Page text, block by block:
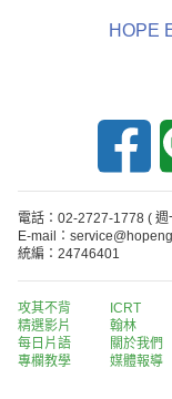
HOPE
電話：02-2727-1778 ( 週
E-mail：
統編：24746401
攻其不背
精選影片
每日片語
專欄教學
ICRT
翰林
關於我們
媒體報導